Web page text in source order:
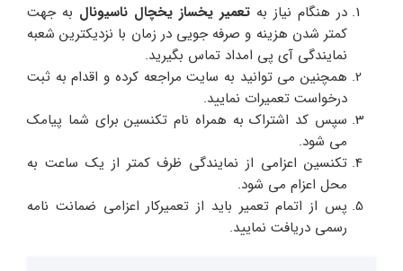
در هنگام نیاز به تعمیر یخساز یخچال ناسیونال به جهت
کمتر شدن هزینه و صرفه جویی در زمان با نزدیکترین شعبه
نمایندگی آی پی امداد تماس بگیرید.
همچنین می توانید به سایت مراجعه کرده و اقدام به ثبت
درخواست تعمیرات نمایید.
سپس کد اشتراک به همراه نام تکنسین برای شما پیامک
می شود.
تکنسین اعزامی از نمایندگی ظرف کمتر از یک ساعت به
محل اعزام می شود.
پس از اتمام تعمیر باید از تعمیرکار اعزامی ضمانت نامه
رسمی دریافت نمایید.